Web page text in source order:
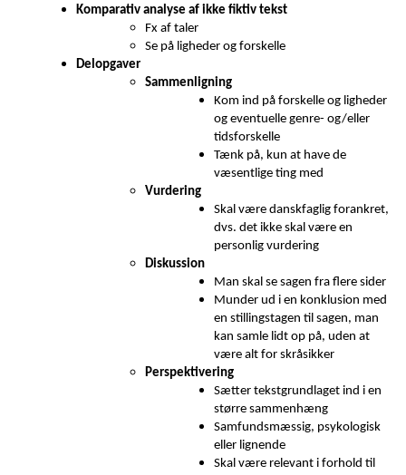
Komparativ analyse af ikke fiktiv tekst
Fx af taler
Se på ligheder og forskelle
Delopgaver
Sammenligning
Kom ind på forskelle og ligheder
og eventuelle genre- og/eller
tidsforskelle
Tænk på, kun at have de
væsentlige ting med
Vurdering
Skal være danskfaglig forankret,
dvs. det ikke skal være en
personlig vurdering
Diskussion
Man skal se sagen fra flere sider
Munder ud i en konklusion med
en stillingstagen til sagen, man
kan samle lidt op på, uden at
være alt for skråsikker
Perspektivering
Sætter tekstgrundlaget ind i en
større sammenhæng
Samfundsmæssig, psykologisk
eller lignende
Skal være relevant i forhold til